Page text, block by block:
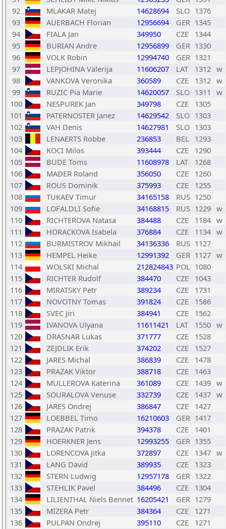
92
MLAKAR Matej 14628694 SLO 1376
93
AUERBACH Florian 12956694 GER 1345
94
FIALA Jan 349950 CZE
1344
95
BURIAN Andre 12956899 GER 1330
96
VOLK Robin 12994740 GER 1321
97
LEPJOHINA Valerija 11606207 LAT 1312 w
98
VANKOVA Veronika 360589 CZE 1312 w
99
RUZIC Pia Marie 14620057 SLO 1311
w
100
NESPUREK Jan 349798 CZE
1305
101
PATERNOSTER Janez 14629542 SLO 1303
102
VAH Denis 14627981 SLO 1303
103
LENAERTS Robbe 236853 BEL 1293
104
KOCI Milos 393444 CZE
1290
105
BUDE Toms 11608978 LAT
1268
106
MADER Roland 356050 CZE
1260
107
ROUS Dominik 375993 CZE
1255
108
TUKAEV Timur 34165158 RUS 1250
109
LOFALDLI Sofie 34168815 RUS 1229 w
110
RICHTEROVA Natasa 384488 CZE 1184 w
111
HORACKOVA Isabela 376884 CZE 1134 w
112
BURMISTROV Mikhail 34136336 RUS 1127
113
HEMPEL Heike 12991392 GER 1127 w
114
WOLSKI Michal 212824843 POL 1080
115
RICHTER Rudolf 384470 CZE
1043
116
MIRATSKY Petr 389234 CZE
1731
117
NOVOTNY Tomas 391824 CZE
1586
118
SVEC Jiri 384941 CZE
1562
119
IVANOVA Ulyana 11611421 LAT 1550 w
120
DRASNAR Lukas 371777 CZE
1528
121
ZEJDLIK Erik 374202 CZE
1527
122
JARES Michal 386839 CZE
1478
123
PRAZAK Viktor 388718 CZE
1463
124
MULLEROVA Katerina 361089 CZE 1439 w
125
SOURALOVA Venuse 332739 CZE 1437 w
126
JARES Ondrej 386847 CZE
1427
127
LOEBBEL Timo 16210603 GER 1417
128
PRAZAK Patrik 394378 CZE
1401
129
HOERKNER Jens 12993255 GER 1355
130
LORENCOVA Jitka 372897 CZE 1347 w
131
LANG David 389935 CZE
1323
132
STERN Ludwig 12957178 GER 1322
133
STEHLIK Pavel 384496 CZE
1304
134
LILIENTHAL Niels Bennet 16205421 GER 1279
135
MIZERA Petr 384364 CZE
1271
136
PULPAN Ondrej 395110 CZE
1271